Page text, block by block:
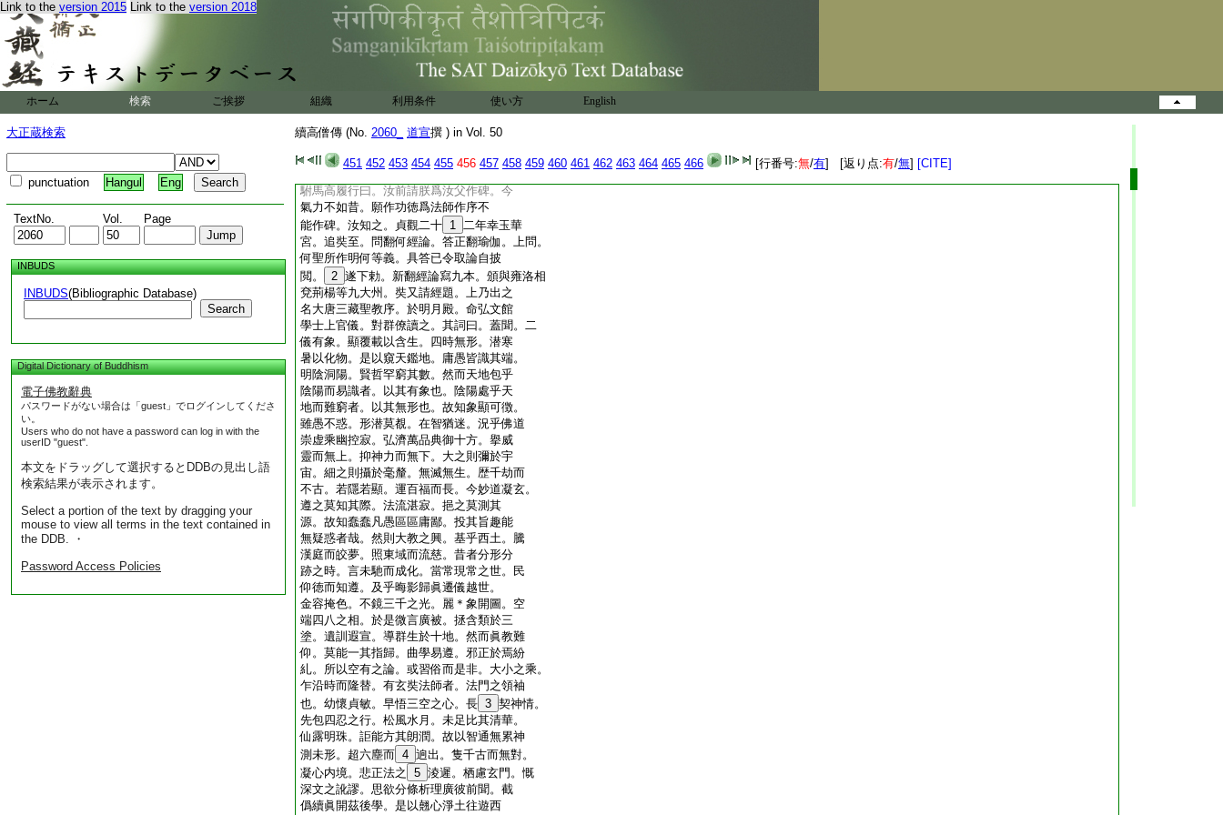
Link to the version 2015 Link to the version 2018
ホーム 検索 ご挨拶 組織 利用条件 使い方 English
大正蔵検索
punctuation Hangul Eng
TextNo. Vol. Page
INBUDS
INBUDS(Bibliographic Database)
Search
Digital Dictionary of Buddhism
電子佛教辭典
パスワードがない場合は「guest」でログインしてくださ
い。
Users who do not have a password can log in with the
userID "guest".
本文をドラッグして選択するとDDBの見出し語
検索結果が表示されます。
Select a portion of the text by dragging your
mouse to view all terms in the text contained in
the DDB. ・
Password Access Policies
續高僧傳 (No. 2060_ 道宣撰 ) in Vol. 50
451 452 453 454 455 456 457 458 459 460 461 462 463 464 465 466 [行番号:無/有] [返り点:有/無] [CITE]
以神力無方。非神思不足詮其理。聖教玄
遠。非聖藻何以序其源。故乃冒犯威嚴敢
希題目宸睠沖邈不垂矜許。撫躬累息相
顧失圖。玄奘聞。日月麗天。既分暉於戸牖。
江河紀地。亦流潤於巖涯。雲和廣樂。不祕
響於聾昧。金璧奇珍。豈韜彩於愚瞽。敢縁
斯理重以干祈。伏乞雷雨曲垂天文俯照。
配兩儀而同久。與二耀而倶懸。然則鷲嶺
微言。假神筆而弘遠。雞園奧義。託英詞而
宣暢。豈止區區梵衆獨荷恩榮。亦使蠢蠢迷
駙馬高履行曰。汝前請朕爲汝父作碑。今
氣力不如昔。願作功徳爲法師作序不
能作碑。汝知之。貞觀二十 1 二年幸玉華
宮。追奘至。問翻何經論。答正翻瑜伽。上問。
何聖所作明何等義。具答已令取論自披
閲。
2 遂下勅。新翻經論寫九本。頒與雍洛相
兗荊楊等九大州。奘又請經題。上乃出之
名大唐三藏聖教序。於明月殿。命弘文館
學士上官儀。對群僚讀之。其詞曰。蓋聞。二
儀有象。顯覆載以含生。四時無形。潜寒
暑以化物。是以窺天鑑地。庸愚皆識其端。
明陰洞陽。賢哲罕窮其數。然而天地包乎
陰陽而易識者。以其有象也。陰陽處乎天
地而難窮者。以其無形也。故知象顯可徴。
雖愚不惑。形潜莫覩。在智猶迷。況乎佛道
崇虚乘幽控寂。弘濟萬品典御十方。擧威
靈而無上。抑神力而無下。大之則彌於宇
宙。細之則攝於毫釐。無滅無生。歴千劫而
不古。若隱若顯。運百福而長。今妙道凝玄。
遵之莫知其際。法流湛寂。挹之莫測其
源。故知蠢蠢凡愚區區庸鄙。投其旨趣能
無疑惑者哉。然則大教之興。基乎西土。騰
漢庭而皎夢。照東域而流慈。昔者分形分
跡之時。言未馳而成化。當常現常之世。民
仰徳而知遵。及乎晦影歸眞遷儀越世。
金容掩色。不鏡三千之光。麗＊象開圖。空
端四八之相。於是微言廣被。拯含類於三
塗。遺訓遐宣。導群生於十地。然而眞教難
仰。莫能一其指歸。曲學易遵。邪正於焉紛
糺。所以空有之論。或習俗而是非。大小之乘。
乍沿時而隆替。有玄奘法師者。法門之領袖
也。幼懷貞敏。早悟三空之心。長 3 契神情。
先包四忍之行。松風水月。未足比其清華。
仙露明珠。詎能方其朗潤。故以智通無累神
測未形。超六塵而 4 逈出。隻千古而無對。
凝心内境。悲正法之
5 淩遲。栖慮玄門。慨
深文之訛謬。思欲分條析理廣彼前聞。截
僞續眞開茲後學。是以翹心淨土往遊西